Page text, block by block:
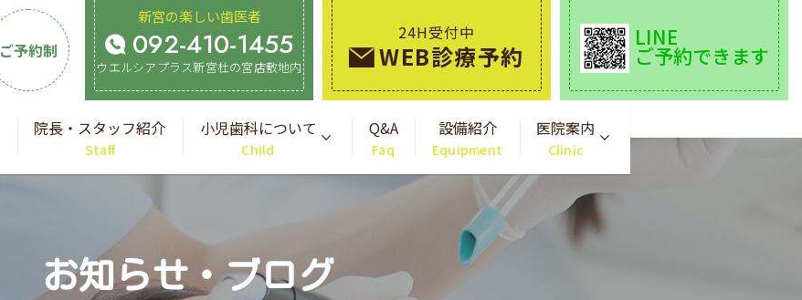
ご予約制
新宮の楽しい歯医者
092-410-1455
ウエルシアプラス新宮杜の宮店敷地内
24H受付中
WEB診療予約
LINE
ご予約できます
院長・スタッフ紹介
Staff
小児歯科について
Child
Q&A
Faq
設備紹介
Equipment
医院案内
Clinic
お知らせ・ブログ